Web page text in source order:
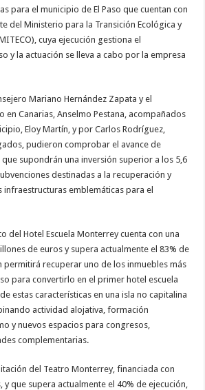
para el municipio de El Paso que cuentan con
del Ministerio para la Transición Ecológica y
cuya ejecución gestiona el
y la actuación se lleva a cabo por la empresa
Mariano Hernández Zapata y el
en Canarias, Anselmo Pestana, acompañados
Eloy Martín, y por Carlos Rodríguez,
pudieron comprobar el avance de
supondrán una inversión superior a los 5,6
destinadas a la recuperación y
infraestructuras emblemáticas para el
del Hotel Escuela Monterrey cuenta con una
de euros y supera actualmente el 83% de
permitirá recuperar uno de los inmuebles más
para convertirlo en el primer hotel escuela
estas características en una isla no capitalina
actividad alojativa, formación
y nuevos espacios para congresos,
complementarias.
del Teatro Monterrey, financiada con
y que supera actualmente el 40% de ejecución,